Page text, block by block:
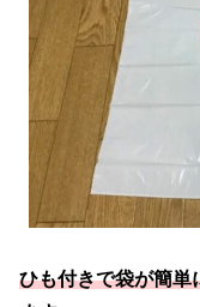
ひも付きで袋が簡単